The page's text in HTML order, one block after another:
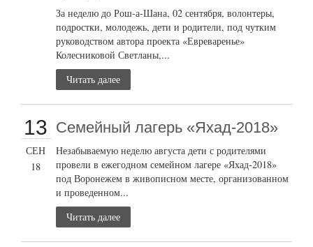
За неделю до Рош-а-Шана, 02 сентября, волонтеры,
подростки, молодежь, дети и родители, под чутким
руководством автора проекта «Евреваренье»
Колесниковой Светланы,...
Читать далее
13
СЕН
18
Семейный лагерь «Яхад-2018»
Незабываемую неделю августа дети с родителями
провели в ежегодном семейном лагере «Яхад-2018»
под Воронежем в живописном месте, организованном
и проведенном...
Читать далее